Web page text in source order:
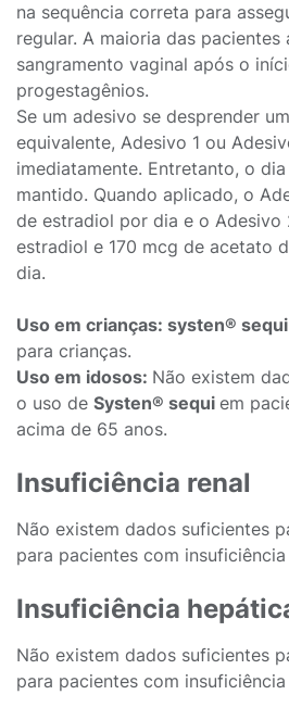
na sequência correta para
regular. A maioria das pacientes
sangramento vaginal após o
progestagênios.
Se um adesivo se desprender
equivalente, Adesivo 1 ou
imediatamente. Entretanto, o
mantido. Quando aplicado, o
de estradiol por dia e o
estradiol e 170 mcg de acetato
dia.
Uso em crianças: systen® sequi
para crianças.
Uso em idosos: Não existem
o uso de Systen® sequi em
acima de 65 anos.
Insuficiência renal
Não existem dados suficientes
para pacientes com
Insuficiência
Não existem dados suficientes
para pacientes com